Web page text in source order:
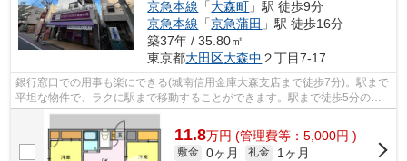
京急本線 「大森町 」駅 徒歩9分
京急本線 「京急蒲田 」駅 徒歩16分
築37年 / 35.80㎡
東京都大田区大森中 ２丁目7-17
銀行窓口での用事も楽にできる(城南信用金庫大森支店まで徒歩7分)。駅まで
平坦な物件で、ラクに駅まで移動することができます。駅まで徒歩5分の位
置に立地する、アクセス良好な物件で...
11.8万円 (管理費等：5,000円 )
敷金 0ヶ月 礼金
1ヶ月